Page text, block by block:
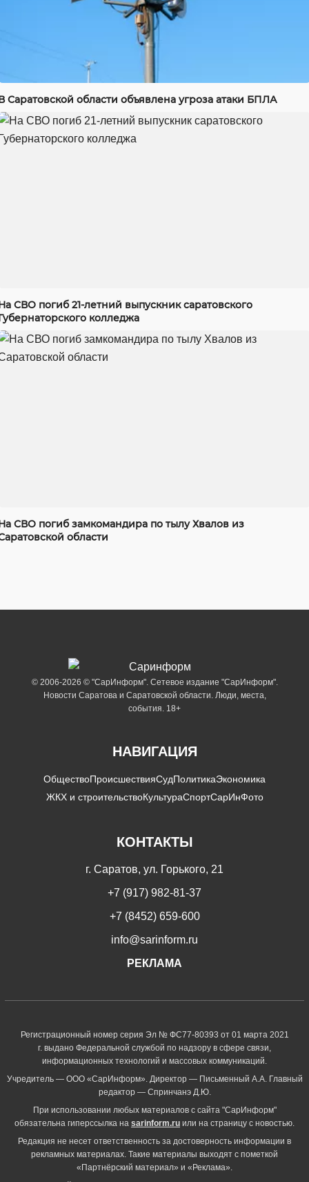
Саратовской области объявлена угроза атаки БПЛА
СВО погиб 21-летний выпускник саратовского
колледжа
СВО погиб замкомандира по тылу Хвалов из
области
© 2006-2026 © "СарИнформ". Сетевое издание "СарИнформ".
Новости Саратова и Саратовской области. Люди, места,
события. 18+
НАВИГАЦИЯ
ОбществоПроисшествияСудПолитикаЭкономика
ЖКХ и строительствоКультураСпортСарИнФото
КОНТАКТЫ
г. Саратов, ул. Горького, 21
+7 (917) 982-81-37
+7 (8452) 659-600
info@sarinform.ru
РЕКЛАМА
Регистрационный номер серия Эл № ФС77-80393 от 01 марта 2021
г. выдано Федеральной службой по надзору в сфере связи,
информационных технологий и массовых коммуникаций.
Учредитель — ООО «СарИнформ». Директор — Письменный А.А. Главный
редактор — Спринчанэ Д.Ю.
При использовании любых материалов с сайта "СарИнформ"
обязательна гиперссылка на sarinform.ru или на страницу с новостью.
Редакция не несет ответственность за достоверность информации в
рекламных материалах. Такие материалы выходят с пометкой
«Партнёрский материал» и «Реклама».